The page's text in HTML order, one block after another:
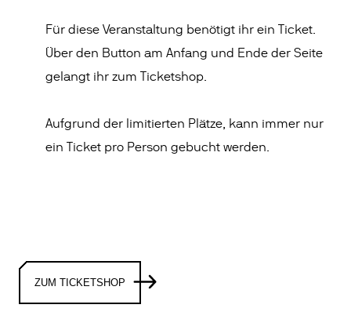
Für diese Veranstaltung benötigt ihr ein Ticket.
Über den Button am Anfang und Ende der Seite
gelangt ihr zum Ticketshop.
Aufgrund der limitierten Plätze, kann immer nur
ein Ticket pro Person gebucht werden.
ZUM TICKETSHOP